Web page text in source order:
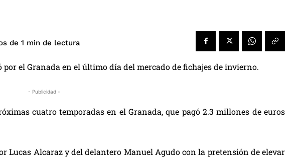
de 1 min de lectura
el Granada en el último día del mercado de fichajes de invierno.
- Publicidad -
cuatro temporadas en el Granada, que pagó 2.3 millones de euros
Lucas Alcaraz y del delantero Manuel Agudo con la pretensión de elevar